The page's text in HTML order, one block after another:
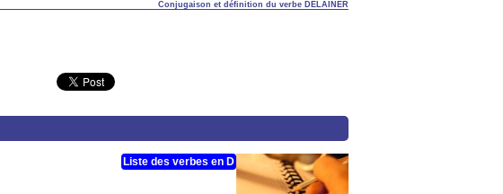
Conjugaison et définition du verbe DÉLAINER
Liste des verbes en D